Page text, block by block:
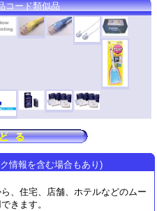
情報を含む場合もあり)
、住宅、店舗、ホテルなどのムー
きます。
コード類似品